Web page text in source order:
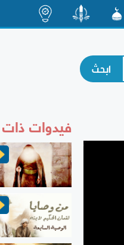
فيدوات